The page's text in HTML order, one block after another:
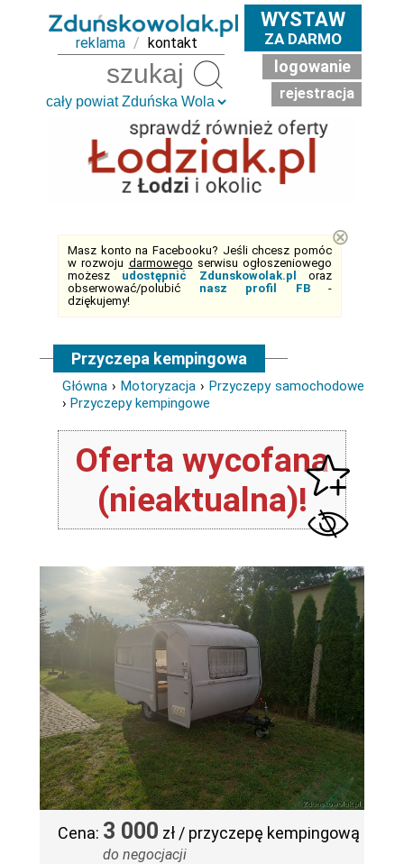
reklama / kontakt
WYSTAW
ZA DARMO
logowanie
rejestracja
Masz konto na Facebooku? Jeśli chcesz pomóc
w rozwoju darmowego serwisu ogłoszeniowego
możesz udostępnić Zdunskowolak.pl
oraz
obserwować/polubić nasz profil FB-
dziękujemy!
⊗
Przyczepa kempingowa
Główna › Motoryzacja › Przyczepy samochodowe
› Przyczepy kempingowe
Oferta wycofana
(nieaktualna)!
Cena: 3 000 zł / przyczepę kempingową
do negocjacji